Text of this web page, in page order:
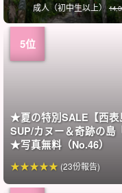
成人（初中生以上）
★夏の特別SALE【西表
SUP/カヌー＆奇跡の島
★写真無料（No.46）
(23份報告)